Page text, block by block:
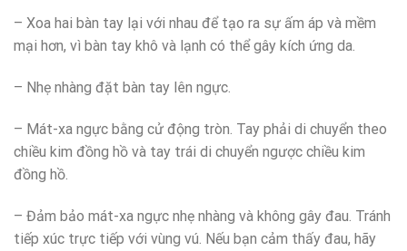
– Xoa hai bàn tay lại với nhau để tạo ra sự ấm áp và mềm
mại hơn, vì bàn tay khô và lạnh có thể gây kích ứng da.
– Nhẹ nhàng đặt bàn tay lên ngực.
– Mát-xa ngực bằng cử động tròn. Tay phải di chuyển theo
chiều kim đồng hồ và tay trái di chuyển ngược chiều kim
đồng hồ.
– Đảm bảo mát-xa ngực nhẹ nhàng và không gây đau. Tránh
tiếp xúc trực tiếp với vùng vú. Nếu bạn cảm thấy đau, hãy